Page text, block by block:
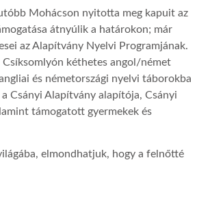
Mohácson nyitotta meg kapuit az
átnyúlik a határokon; már
az Alapítvány Nyelvi Programjának.
kéthetes angol/német
és németországi nyelvi táborokba
Csányi Alapítvány alapítója, Csányi
támogatott gyermekek és
elmondhatjuk, hogy a felnőtté